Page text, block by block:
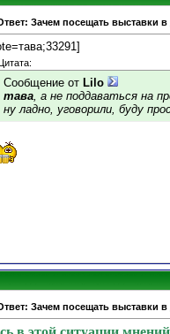
Зачем посещать выставки в
Цитата:
Сообщение от Lilo
тава, а не поддаваться на
ну ладно, уговорили, буду
Зачем посещать выставки в